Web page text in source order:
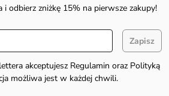
odbierz zniżkę 15% na pierwsze zakupy!
Zapisz
akceptujesz Regulamin oraz Polityką
możliwa jest w każdej chwili.